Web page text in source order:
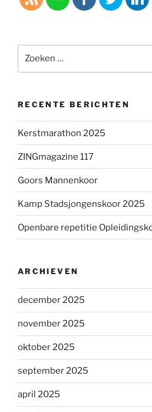
naar:
RECENTE BERICHTEN
Kerstmarathon 2025
ZINGmagazine 117
Goors Mannenkoor
Kamp Stadsjongenskoor 2025
Openbare repetitie
ARCHIEVEN
december 2025
november 2025
oktober 2025
september 2025
april 2025